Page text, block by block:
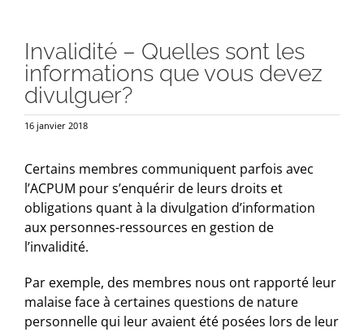
Invalidité – Quelles sont les
informations que vous devez
divulguer?
16 janvier 2018
Certains membres communiquent parfois avec
l’ACPUM pour s’enquérir de leurs droits et
obligations quant à la divulgation d’information
aux personnes-ressources en gestion de
l’invalidité.
Par exemple, des membres nous ont rapporté leur
malaise face à certaines questions de nature
personnelle qui leur avaient été posées lors de leur